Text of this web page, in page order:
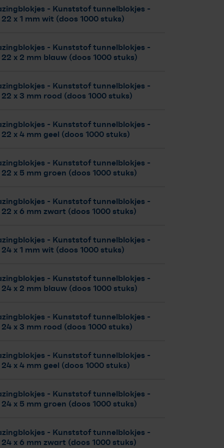
- Kunststof tunnelblokjes -
22 x 1 mm wit (doos 1000 stuks)
- Kunststof tunnelblokjes -
22 x 2 mm blauw (doos 1000 stuks)
- Kunststof tunnelblokjes -
22 x 3 mm rood (doos 1000 stuks)
- Kunststof tunnelblokjes -
22 x 4 mm geel (doos 1000 stuks)
- Kunststof tunnelblokjes -
22 x 5 mm groen (doos 1000 stuks)
- Kunststof tunnelblokjes -
22 x 6 mm zwart (doos 1000 stuks)
- Kunststof tunnelblokjes -
24 x 1 mm wit (doos 1000 stuks)
- Kunststof tunnelblokjes -
24 x 2 mm blauw (doos 1000 stuks)
- Kunststof tunnelblokjes -
24 x 3 mm rood (doos 1000 stuks)
- Kunststof tunnelblokjes -
24 x 4 mm geel (doos 1000 stuks)
- Kunststof tunnelblokjes -
24 x 5 mm groen (doos 1000 stuks)
- Kunststof tunnelblokjes -
24 x 6 mm zwart (doos 1000 stuks)